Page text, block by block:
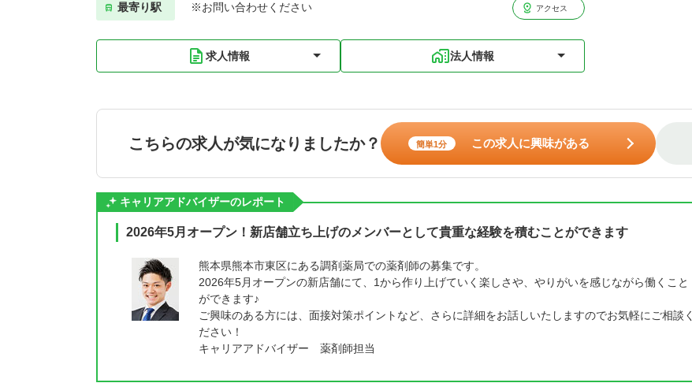
最寄り駅 ※お問い合わせください アクセス
求人情報 法人情報
こちらの求人が気になりましたか？ 簡単1分 この求人に興味がある
キャリアアドバイザーのレポート
2026年5月オープン！新店舗立ち上げのメンバーとして貴重な経験を積むことができます
熊本県熊本市東区にある調剤薬局での薬剤師の募集です。
2026年5月オープンの新店舗にて、1から作り上げていく楽しさや、やりがいを感じながら働くこと
ができます♪
ご興味のある方には、面接対策ポイントなど、さらに詳細をお話しいたしますのでお気軽にご相談く
ださい！
キャリアアドバイザー 薬剤師担当